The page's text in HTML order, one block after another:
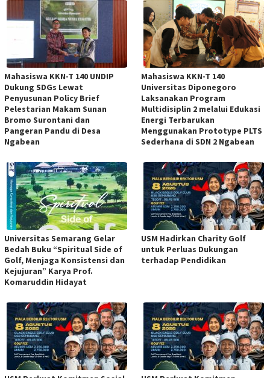
Mahasiswa KKN-T 140 UNDIP
Dukung SDGs Lewat
Penyusunan Policy Brief
Pelestarian Makam Sunan
Bromo Surontani dan
Pangeran Pandu di Desa
Ngabean
Mahasiswa KKN-T 140
Universitas Diponegoro
Laksanakan Program
Multidisiplin 2 melalui Edukasi
Energi Terbarukan
Menggunakan Prototype PLTS
Sederhana di SDN 2 Ngabean
Universitas Semarang Gelar
Bedah Buku “Spiritual Side of
Golf, Menjaga Konsistensi dan
Kejujuran” Karya Prof.
Komaruddin Hidayat
USM Hadirkan Charity Golf
untuk Perluas Dukungan
terhadap Pendidikan